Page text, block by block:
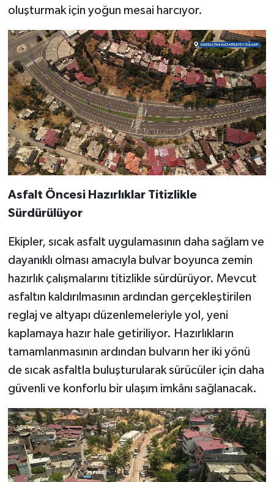
oluşturmak için yoğun mesai harcıyor.
Asfalt Öncesi Hazırlıklar Titizlikle
Sürdürülüyor
Ekipler, sıcak asfalt uygulamasının daha sağlam ve
dayanıklı olması amacıyla bulvar boyunca zemin
hazırlık çalışmalarını titizlikle sürdürüyor. Mevcut
asfaltın kaldırılmasının ardından gerçekleştirilen
reglaj ve altyapı düzenlemeleriyle yol, yeni
kaplamaya hazır hale getiriliyor. Hazırlıkların
tamamlanmasının ardından bulvarın her iki yönü
de sıcak asfaltla buluşturularak sürücüler için daha
güvenli ve konforlu bir ulaşım imkânı sağlanacak.